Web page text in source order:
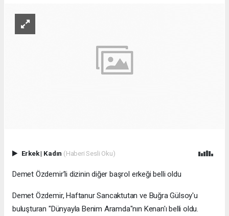
Erkek| Kadın (Haberi Sesli Oku)
Demet Özdemir’li dizinin diğer başrol erkeği belli oldu
Demet Özdemir, Haftanur Sancaktutan ve Buğra Gülsoy'u
buluşturan "Dünyayla Benim Aramda"nın Kenan'ı belli oldu.